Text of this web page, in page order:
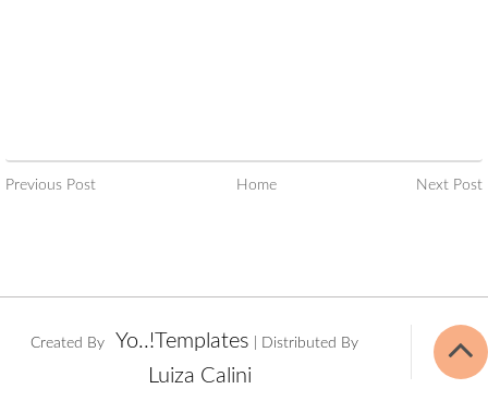
Previous Post Home Next Post
Created By Yo..!Templates | Distributed By
Luiza Calini